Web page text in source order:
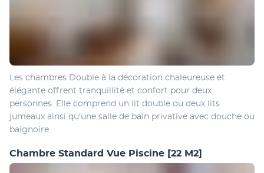
Les chambres Double à la décoration chaleureuse et
élégante offrent tranquillité et confort pour deux
personnes. Elle comprend un lit double ou deux lits
jumeaux ainsi qu'une salle de bain privative avec douche ou
baignoire
Chambre Standard Vue Piscine [22 M2]